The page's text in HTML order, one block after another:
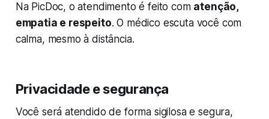
Na PicDoc, o atendimento é feito com atenção,
empatia e respeito. O médico escuta você com
calma, mesmo à distância.
Privacidade e segurança
Você será atendido de forma sigilosa e segura,